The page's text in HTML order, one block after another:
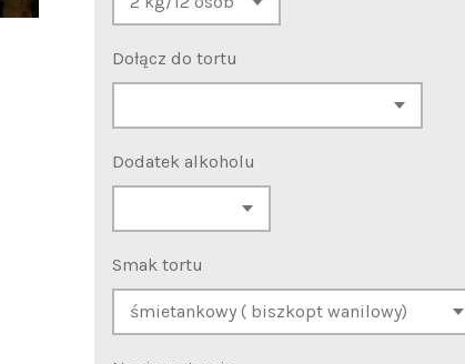
Dołącz do tortu
Dodatek alkoholu
Smak tortu